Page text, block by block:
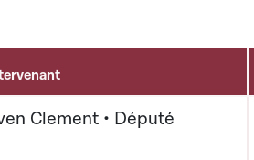
Clement • Député